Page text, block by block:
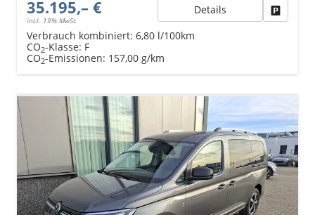
35.195,– €
incl. 19% MwSt.
Details
Verbrauch kombiniert: 6,80 l/100km
CO2-Klasse: F
CO2-Emissionen: 157,00 g/km